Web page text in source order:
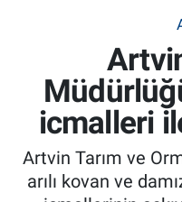
icmalleri
Artvin Tarım ve
arılı kovan ve
Tarımsal
Tarım Bakanlığı
Tarım Kredi
Tüm Manşetler
Son Dakika